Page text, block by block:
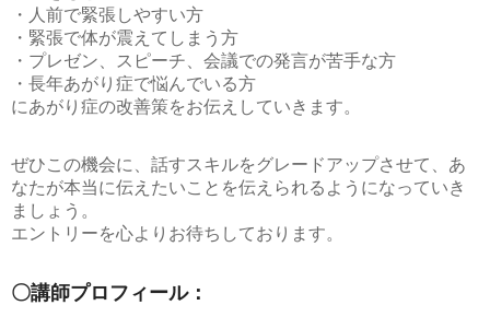
・人前で緊張しやすい方
・緊張で体が震えてしまう方
・プレゼン、スピーチ、会議での発言が苦手な方
・長年あがり症で悩んでいる方
にあがり症の改善策をお伝えしていきます。
ぜひこの機会に、話すスキルをグレードアップさせて、あ
なたが本当に伝えたいことを伝えられるようになっていき
ましょう。
エントリーを心よりお待ちしております。
〇講師プロフィール：